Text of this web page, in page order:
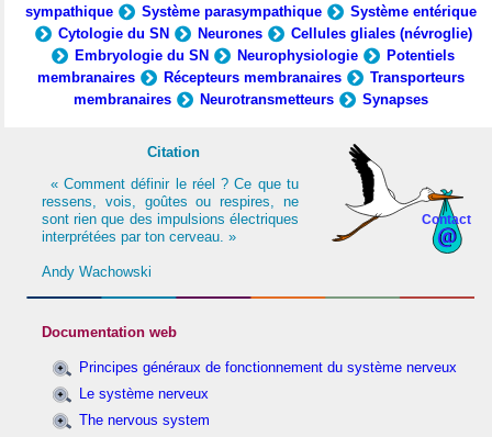
sympathique
Système parasympathique
Système entérique
Cytologie du SN
Neurones
Cellules gliales (névroglie)
Embryologie du SN
Neurophysiologie
Potentiels
membranaires
Récepteurs membranaires
Transporteurs
membranaires
Neurotransmetteurs Synapses
Contact
Citation
« Comment définir le réel ? Ce que tu
ressens, vois, goûtes ou respires, ne
sont rien que des impulsions électriques
interprétées par ton cerveau. »
Andy Wachowski
Documentation web
Principes généraux de fonctionnement du système nerveux
Le système nerveux
The nervous system